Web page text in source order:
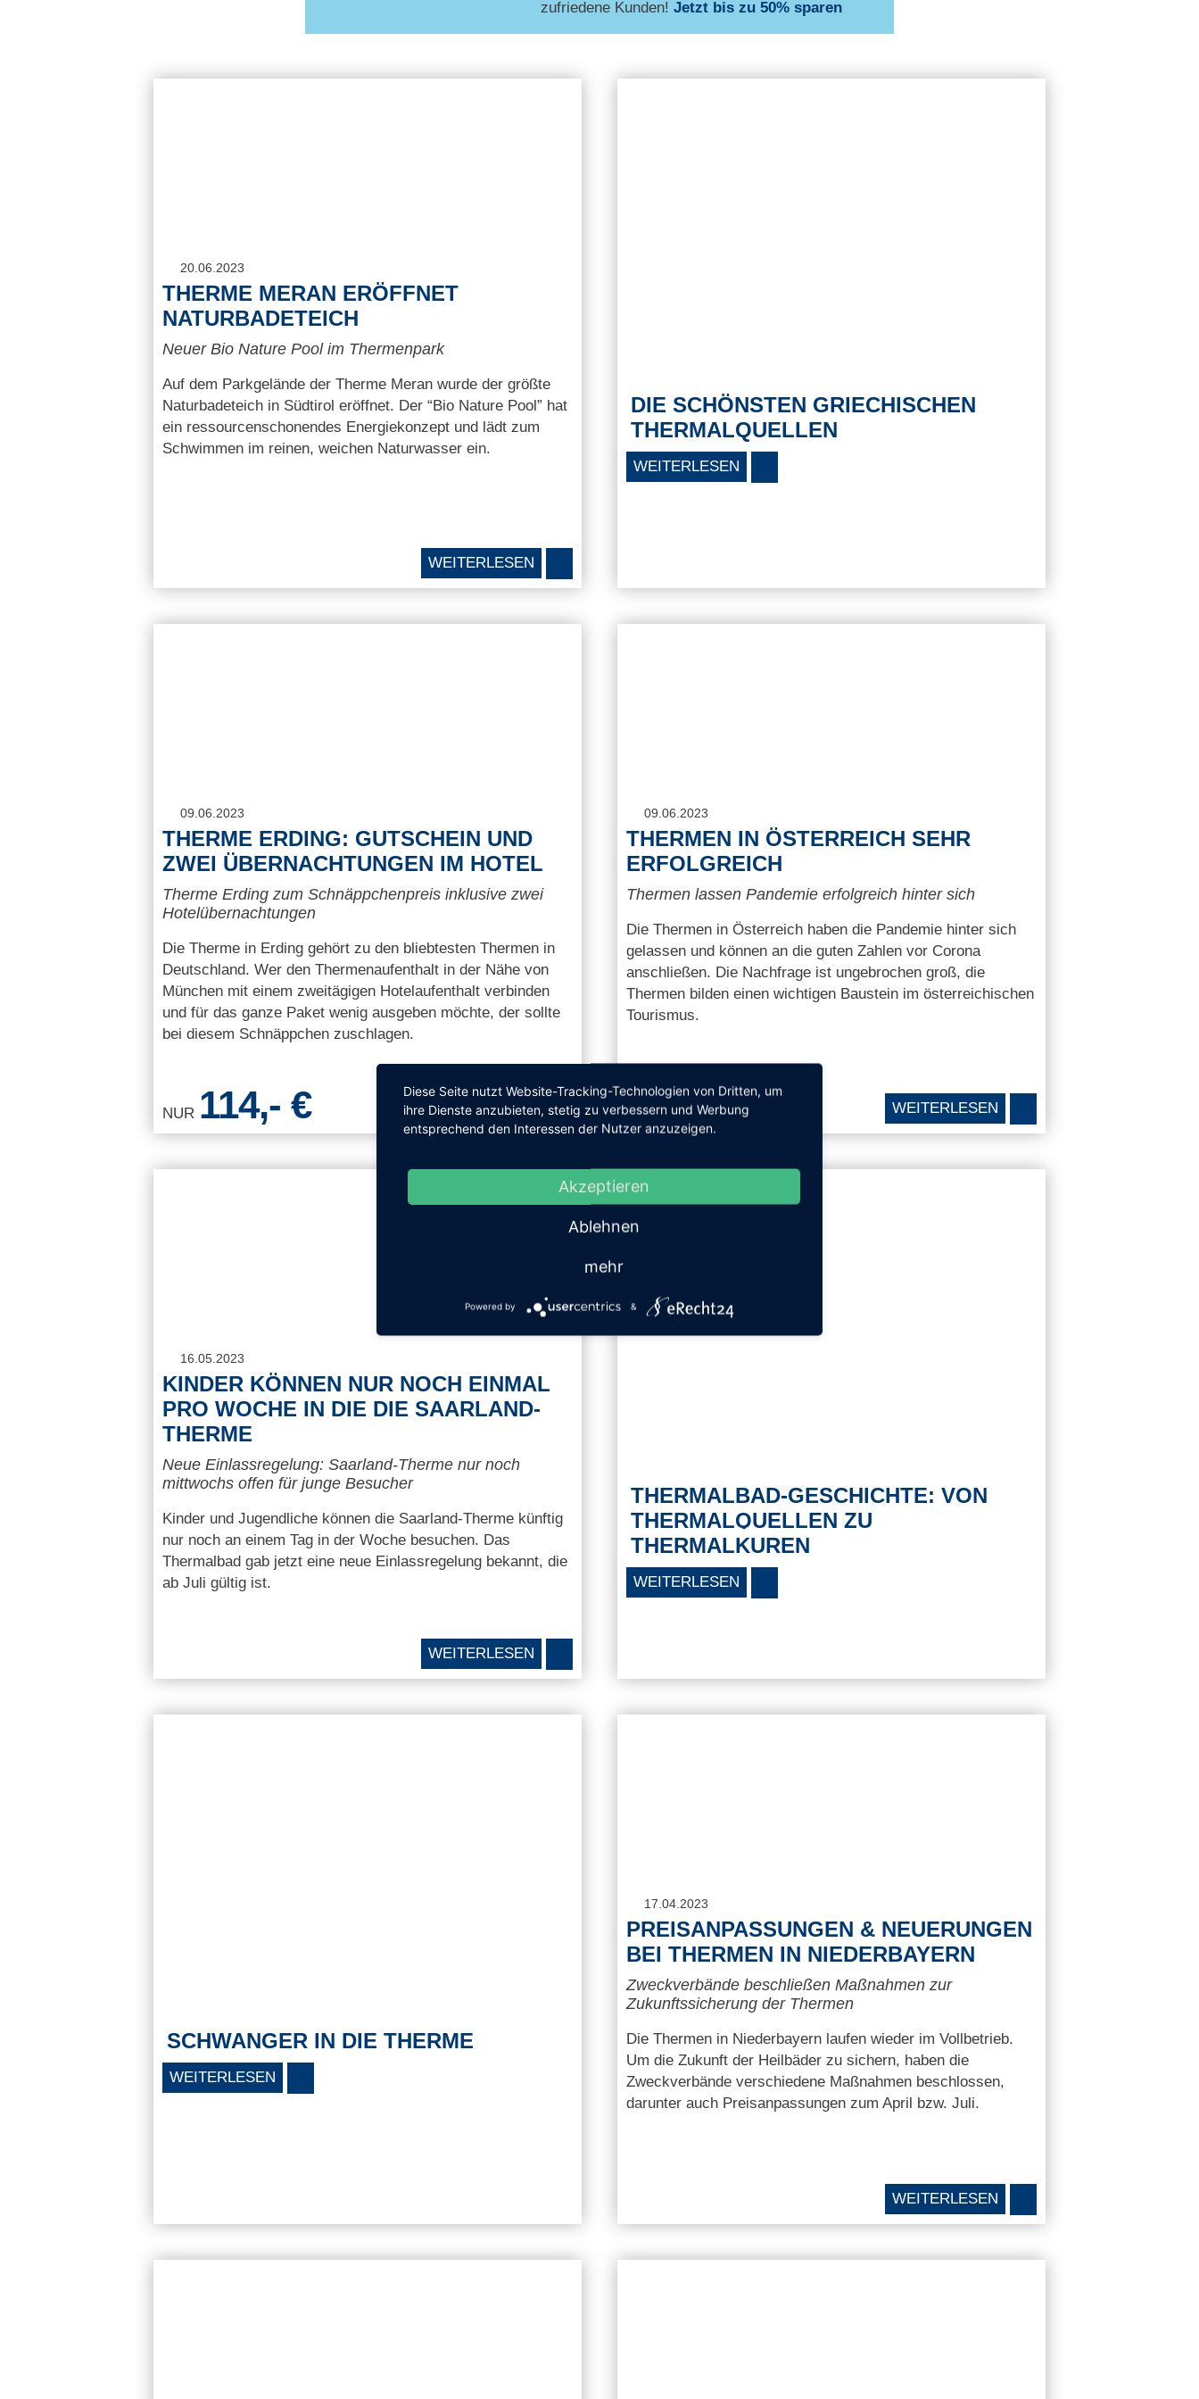
Zurück
zufriedene Kunden! Jetzt bis zu 50% sparen
20.06.2023
THERME MERAN ERÖFFNET
NATURBADETEICH
Neuer Bio Nature Pool im Thermenpark
Auf dem Parkgelände der Therme Meran wurde der größte
Naturbadeteich in Südtirol eröffnet. Der “Bio Nature Pool” hat
ein ressourcenschonendes Energiekonzept und lädt zum
Schwimmen im reinen, weichen Naturwasser ein.
WEITERLESEN
DIE SCHÖNSTEN GRIECHISCHEN
THERMALQUELLEN
WEITERLESEN
09.06.2023
THERME ERDING: GUTSCHEIN UND
ZWEI ÜBERNACHTUNGEN IM HOTEL
Therme Erding zum Schnäppchenpreis inklusive zwei
Hotelübernachtungen
Die Therme in Erding gehört zu den bliebtesten Thermen in
Deutschland. Wer den Thermenaufenthalt in der Nähe von
München mit einem zweitägigen Hotelaufenthalt verbinden
und für das ganze Paket wenig ausgeben möchte, der sollte
bei diesem Schnäppchen zuschlagen.
NUR 114,- € DETAILS
09.06.2023
THERMEN IN ÖSTERREICH SEHR
ERFOLGREICH
Thermen lassen Pandemie erfolgreich hinter sich
Die Thermen in Österreich haben die Pandemie hinter sich
gelassen und können an die guten Zahlen vor Corona
anschließen. Die Nachfrage ist ungebrochen groß, die
Thermen bilden einen wichtigen Baustein im österreichischen
Tourismus.
WEITERLESEN
16.05.2023
KINDER KÖNNEN NUR NOCH EINMAL
PRO WOCHE IN DIE DIE SAARLAND-
THERME
Neue Einlassregelung: Saarland-Therme nur noch
mittwochs offen für junge Besucher
Kinder und Jugendliche können die Saarland-Therme künftig
nur noch an einem Tag in der Woche besuchen. Das
Thermalbad gab jetzt eine neue Einlassregelung bekannt, die
ab Juli gültig ist.
WEITERLESEN
THERMALBAD-GESCHICHTE: VON
THERMALQUELLEN ZU
THERMALKUREN
WEITERLESEN
SCHWANGER IN DIE THERME
WEITERLESEN
17.04.2023
PREISANPASSUNGEN & NEUERUNGEN
BEI THERMEN IN NIEDERBAYERN
Zweckverbände beschließen Maßnahmen zur
Zukunftssicherung der Thermen
Die Thermen in Niederbayern laufen wieder im Vollbetrieb.
Um die Zukunft der Heilbäder zu sichern, haben die
Zweckverbände verschiedene Maßnahmen beschlossen,
darunter auch Preisanpassungen zum April bzw. Juli.
WEITERLESEN
Diese Seite nutzt Website-Tracking-Technologien von Dritten, um
ihre Dienste anzubieten, stetig zu verbessern und Werbung
entsprechend den Interessen der Nutzer anzuzeigen.
Akzeptieren
Ablehnen
mehr
Powered by &